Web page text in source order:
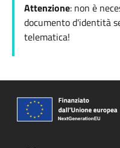
Attenzione: non è
documento d'identità
telematica!